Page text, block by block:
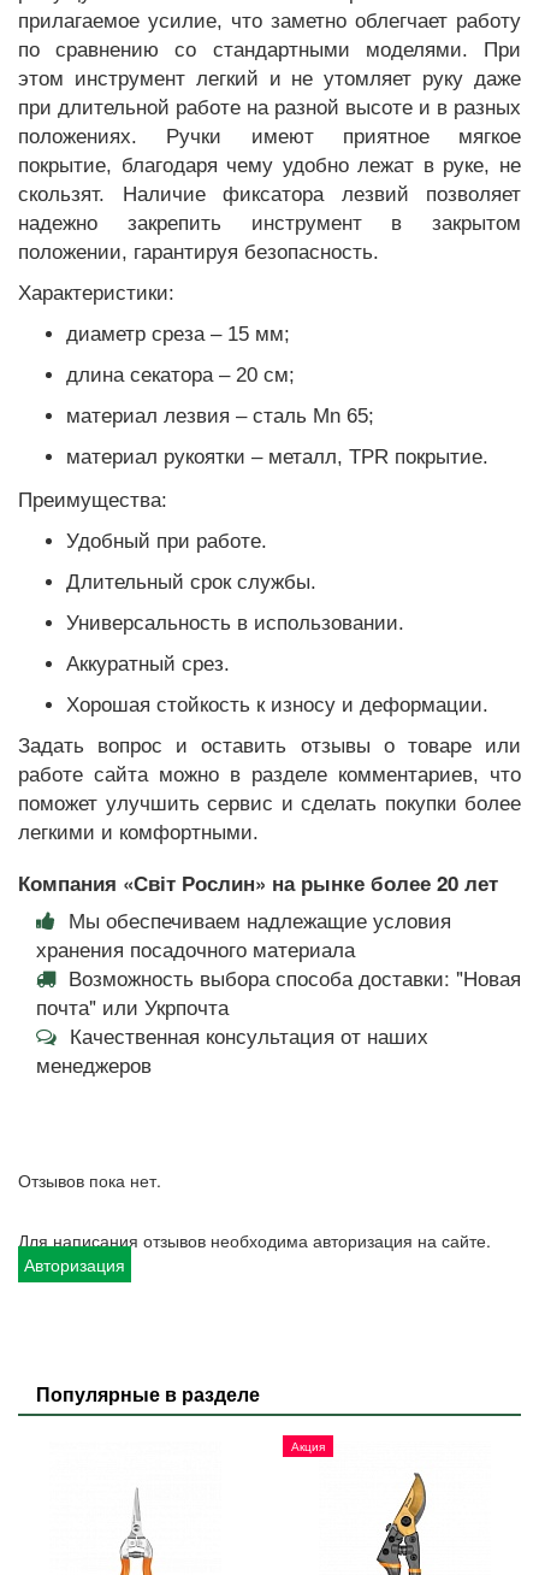
прилагаемое усилие, что заметно облегчает работу
по сравнению со стандартными моделями. При
этом инструмент легкий и не утомляет руку даже
при длительной работе на разной высоте и в разных
положениях. Ручки имеют приятное мягкое
покрытие, благодаря чему удобно лежат в руке, не
скользят. Наличие фиксатора лезвий позволяет
надежно закрепить инструмент в закрытом
положении, гарантируя безопасность.
Характеристики:
диаметр среза – 15 мм;
длина секатора – 20 см;
материал лезвия – сталь Mn 65;
материал рукоятки – металл, TPR покрытие.
Преимущества:
Удобный при работе.
Длительный срок службы.
Универсальность в использовании.
Аккуратный срез.
Хорошая стойкость к износу и деформации.
Задать вопрос и оставить отзывы о товаре или
работе сайта можно в разделе комментариев, что
поможет улучшить сервис и сделать покупки более
легкими и комфортными.
Компания «Світ Рослин» на рынке более 20 лет
Мы обеспечиваем надлежащие условия
хранения посадочного материала
Возможность выбора способа доставки: "Новая
почта" или Укрпочта
Качественная консультация от наших
менеджеров
Отзывов пока нет.
Для написания отзывов необходима авторизация на сайте.
Авторизация
Популярные в разделе
Акция